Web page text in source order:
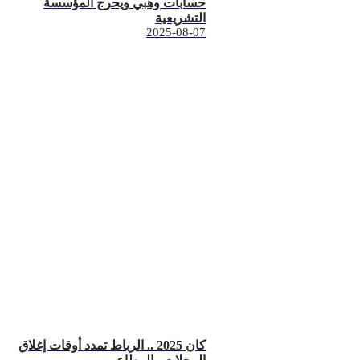
حسابات وهبي ويحرج المؤسسة
التشريعية
2025-08-07
كان 2025 .. الرباط تمدد أوقات إغلاق